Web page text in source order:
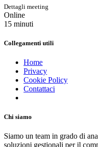
Dettagli meeting
Online
15 minuti
Collegamenti utili
Home
Privacy
Cookie Policy
Contattaci
Chi siamo
Siamo un team in grado di
soluzioni gestionali per il